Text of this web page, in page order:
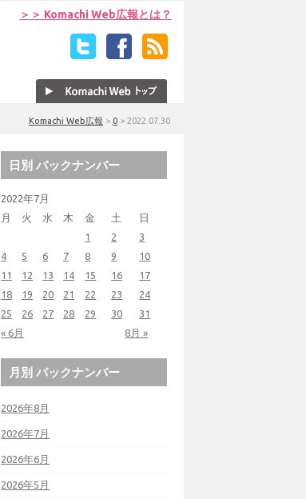
＞＞ Komachi Web広報とは？
Komachi Web広報 > 0 > 2022.07.30
日別 バックナンバー
2022年7月
月
火 水 木 金 土 日
« 6月 8月 »
1 2
3
4
5 6 7 8 9
10
11
12 13 14 15 16
17
18
19 20 21 22 23
24
25
26 27 28 29 30 31
月別 バックナンバー
2026年8月
2026年7月
2026年6月
2026年5月